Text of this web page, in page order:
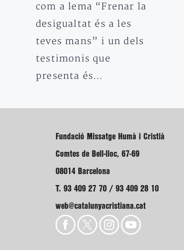
com a lema “Frenar la
desigualtat és a les
teves mans” i un dels
testimonis que
presenta és…
Fundació Missatge Humà i Cristià
Comtes de Bell-lloc, 67-69
08014 Barcelona
T. 93 409 27 70 / 93 409 28 10
web@catalunyacristiana.cat